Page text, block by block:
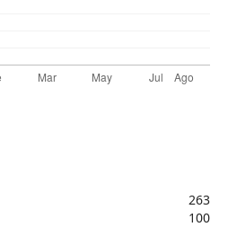
263
100